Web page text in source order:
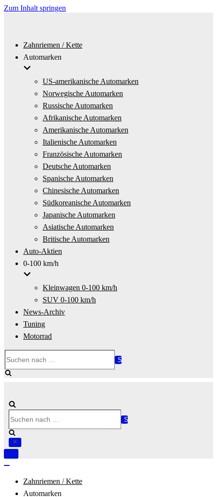
Zum Inhalt springen
Zahnriemen / Kette
Automarken
US-amerikanische Automarken
Norwegische Automarken
Russische Automarken
Afrikanische Automarken
Amerikanische Automarken
Italienische Automarken
Französische Automarken
Deutsche Automarken
Spanische Automarken
Chinesische Automarken
Südkoreanische Automarken
Japanische Automarken
Asiatische Automarken
Britische Automarken
Auto-Aktien
0-100 km/h
Kleinwagen 0-100 km/h
SUV 0-100 km/h
News-Archiv
Tuning
Motorrad
nach …
nach …
Navigation
Zahnriemen / Kette
Automarken